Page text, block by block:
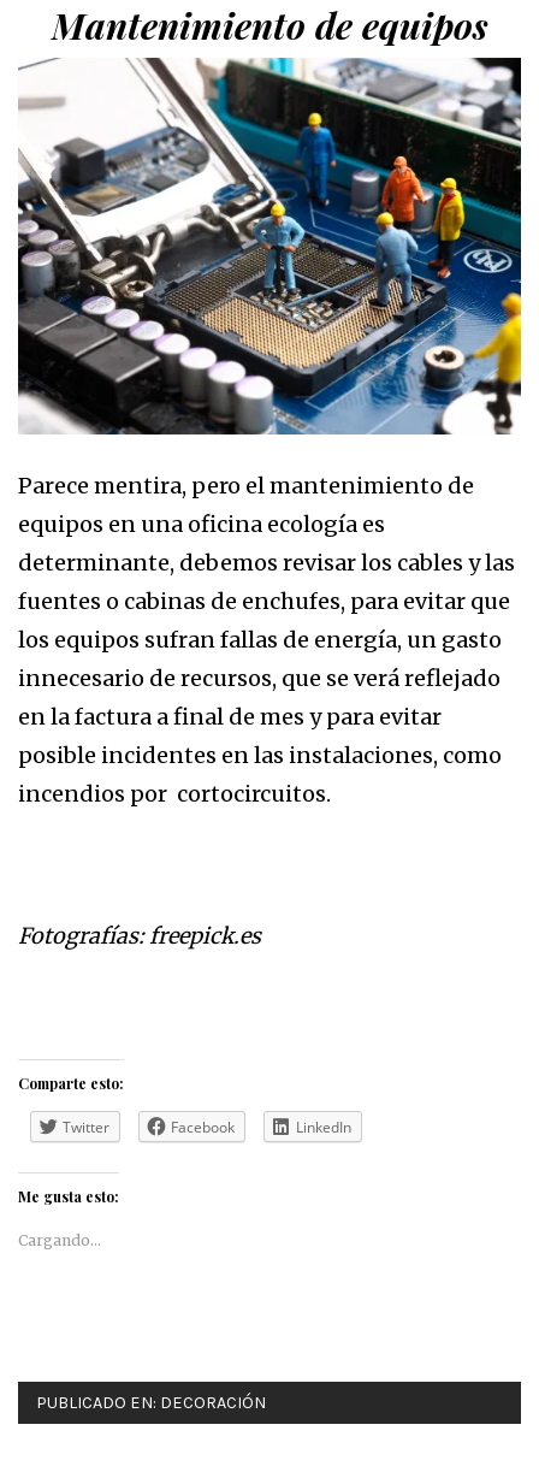
Mantenimiento de equipos
Parece mentira, pero el mantenimiento de
equipos en una oficina ecología es
determinante, debemos revisar los cables y las
fuentes o cabinas de enchufes, para evitar que
los equipos sufran fallas de energía, un gasto
innecesario de recursos, que se verá reflejado
en la factura a final de mes y para evitar
posible incidentes en las instalaciones, como
incendios por cortocircuitos.
Fotografías: freepick.es
Comparte esto:
Twitter Facebook LinkedIn
Me gusta esto:
Cargando...
PUBLICADO EN: DECORACIÓN